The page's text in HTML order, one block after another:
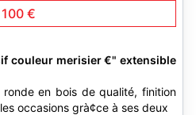
100 €
couleur merisier €" extensible
en bois de qualité, finition
occasions grà¢ce à ses deux